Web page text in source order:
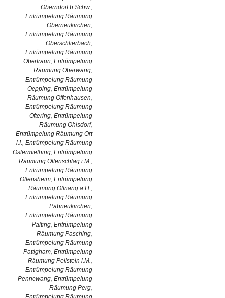
Oberndorf b.Schw.,
Entrümpelung Räumung
Oberneukirchen,
Entrümpelung Räumung
Oberschlierbach,
Entrümpelung Räumung
Obertraun, Entrümpelung
Räumung Oberwang,
Entrümpelung Räumung
Oepping, Entrümpelung
Räumung Offenhausen,
Entrümpelung Räumung
Oftering, Entrümpelung
Räumung Ohlsdorf,
Entrümpelung Räumung Ort
i.I., Entrümpelung Räumung
Ostermiething, Entrümpelung
Räumung Ottenschlag i.M.,
Entrümpelung Räumung
Ottensheim, Entrümpelung
Räumung Ottnang a.H.,
Entrümpelung Räumung
Pabneukirchen,
Entrümpelung Räumung
Palting, Entrümpelung
Räumung Pasching,
Entrümpelung Räumung
Pattigham, Entrümpelung
Räumung Peilstein i.M.,
Entrümpelung Räumung
Pennewang, Entrümpelung
Räumung Perg,